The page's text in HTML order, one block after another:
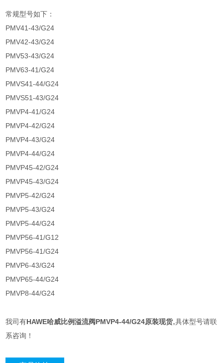
常规型号如下：
PMV41-43/G24
PMV42-43/G24
PMV53-43/G24
PMV63-41/G24
PMVS41-44/G24
PMVS51-43/G24
PMVP4-41/G24
PMVP4-42/G24
PMVP4-43/G24
PMVP4-44/G24
PMVP45-42/G24
PMVP45-43/G24
PMVP5-42/G24
PMVP5-43/G24
PMVP5-44/G24
PMVP56-41/G12
PMVP56-41/G24
PMVP6-43/G24
PMVP65-44/G24
PMVP8-44/G24
我司有HAWE哈威比例溢流阀PMVP4-44/G24原装现货,具体型号请联
系咨询！